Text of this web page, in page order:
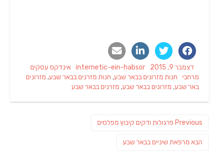
Posted
on
דצמבר 9, 2015 Author
internetic-ein-habsor
Categories
אינדקס עסקים
מרחבי
Tags
חנות מזרונים בבאר שבע, חנות מזרנים בבאר שבע, מזרונים
באר שבע, מזרונים בבאר שבע, מזרנים בבאר שבע
Previous
Previous
פרגולות ודקים קיבוץ מפלסים
הבא פוסט
מרפאת שיניים בבאר שבע